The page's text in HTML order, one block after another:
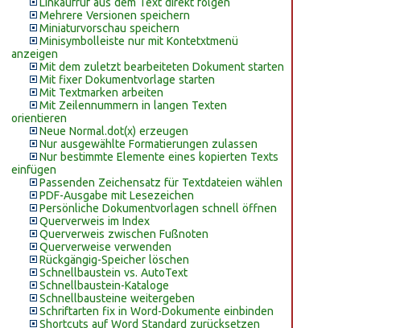
Mehrere Versionen speichern
Miniaturvorschau speichern
Minisymbolleiste nur mit Kontetxtmenü
anzeigen
Mit dem zuletzt bearbeiteten Dokument starten
Mit fixer Dokumentvorlage starten
Mit Textmarken arbeiten
Mit Zeilennummern in langen Texten
orientieren
Neue Normal.dot(x) erzeugen
Nur ausgewählte Formatierungen zulassen
Nur bestimmte Elemente eines kopierten Texts
einfügen
Passenden Zeichensatz für Textdateien wählen
PDF-Ausgabe mit Lesezeichen
Persönliche Dokumentvorlagen schnell öffnen
Querverweis im Index
Querverweis zwischen Fußnoten
Querverweise verwenden
Rückgängig-Speicher löschen
Schnellbaustein vs. AutoText
Schnellbaustein-Kataloge
Schnellbausteine weitergeben
Schriftarten fix in Word-Dokumente einbinden
Shortcuts auf Word Standard zurücksetzen